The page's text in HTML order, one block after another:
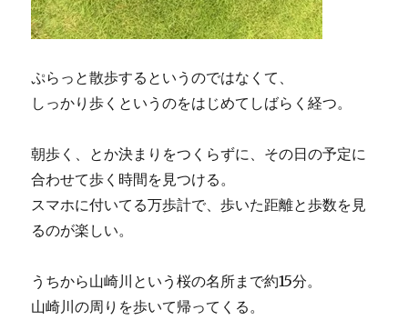
ぷらっと散歩するというのではなくて、
しっかり歩くというのをはじめてしばらく経つ。
朝歩く、とか決まりをつくらずに、その日の予定に
合わせて歩く時間を見つける。
スマホに付いてる万歩計で、歩いた距離と歩数を見
るのが楽しい。
うちから山崎川という桜の名所まで約15分。
山崎川の周りを歩いて帰ってくる。